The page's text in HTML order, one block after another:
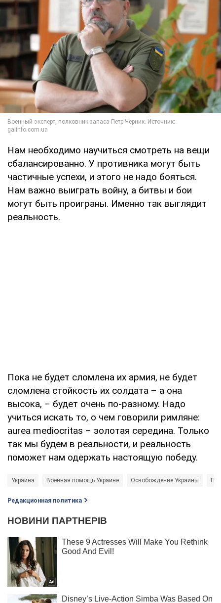
Нам необходимо научиться смотреть на вещи
сбалансированно. У противника могут быть
частичные успехи, и этого не надо бояться.
Нам важно выиграть войну, а битвы и бои
могут быть проиграны. Именно так выглядит
реальность.
Пока не будет сломлена их армия, не будет
сломлена стойкость их солдата – а она
высока, – будет очень по-разному. Надо
учиться искать то, о чем говорили римляне:
аurea mediocritas – золотая середина. Только
так мы будем в реальности, и реальность
поможет нам одержать настоящую победу.
Украина Военная помощь Украине Освобождение Украины
Редакционная политика